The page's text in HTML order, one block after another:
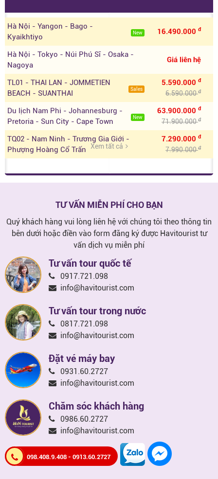
Hà Nội - Yangon - Bago -
Kyaikhtiyo
New 16.490.000 đ
Hà Nội - Tokyo - Núi Phú Sĩ - Osaka -
Nagoya
Giá liên hệ
TL01 - THAI LAN - JOMMETIEN
BEACH - SUANTHAI
Sales
5.590.000 đ
6.590.000đ
Du lịch Nam Phi - Johannesburg -
Pretoria - Sun City - Cape Town
New
63.900.000 đ
71.900.000đ
TQ02 - Nam Ninh - Trương Gia Giới -
Phượng Hoàng Cổ Trấn
7.290.000 đ
7.990.000đ
Xem tất cả
TƯ VẤN MIỄN PHÍ CHO BẠN
Quý khách hàng vui lòng liên hệ với chúng tôi theo thông tin
bên dưới hoặc điền vào form đăng ký được Havitourist tư
vấn dịch vụ miễn phí
Tư vấn tour quốc tế
0917.721.098
info@havitourist.com
Tư vấn tour trong nước
0817.721.098
info@havitourist.com
Đặt vé máy bay
0931.60.2727
info@havitourist.com
Chăm sóc khách hàng
0986.60.2727
info@havitourist.com
098.408.9.408 - 0913.60.2727